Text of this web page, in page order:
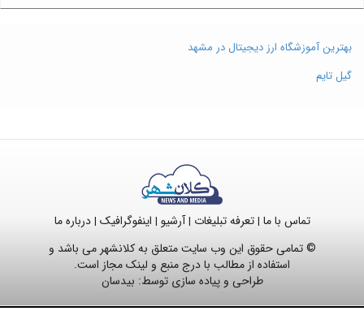
بهترین آموزشگاه ارز دیجیتال در مشهد
گیل تایم
تماس با ما |تعرفه تبلیغات |آرشیو | اینفوگرافیک |درباره ما
© تمامی حقوق این وب سایت متعلق به کلانشهر می باشد و
استفاده از مطالب با درج منبع و لینک مجاز است.
طراحی و پیاده سازی توسط: بیدسان